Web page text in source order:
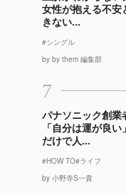
女性が抱える不安
きない...
#シングル
by by them 編集部
7
パナソニック創業
「自分は運が良
だけで人...
#HOW TO#ライフ
by 小野寺S一貴